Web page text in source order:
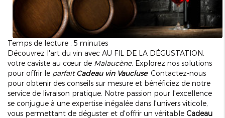
Temps de lecture : 5 minutes
Découvrez l'art du vin avec AU FIL DE LA DÉGUSTATION,
votre caviste au cœur de Malaucène. Explorez nos solutions
pour offrir le parfaitCadeau vin Vaucluse. Contactez-nous
pour obtenir des conseils sur mesure et bénéficiez de notre
service de livraison pratique. Notre passion pour l'excellence
se conjugue à une expertise inégalée dans l'univers viticole,
vous permettant de déguster et d'offrir un véritable Cadeau